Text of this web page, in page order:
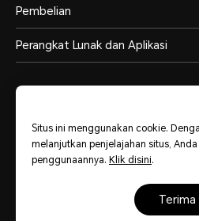
Pembelian
Perangkat Lunak dan Aplikasi
Indonesia (Bahasa)
Pernyataan Privasi
Situs ini menggunakan cookie.
melanjutkan penjelajahan situs,
penggunaannya. Klik disini.
terima